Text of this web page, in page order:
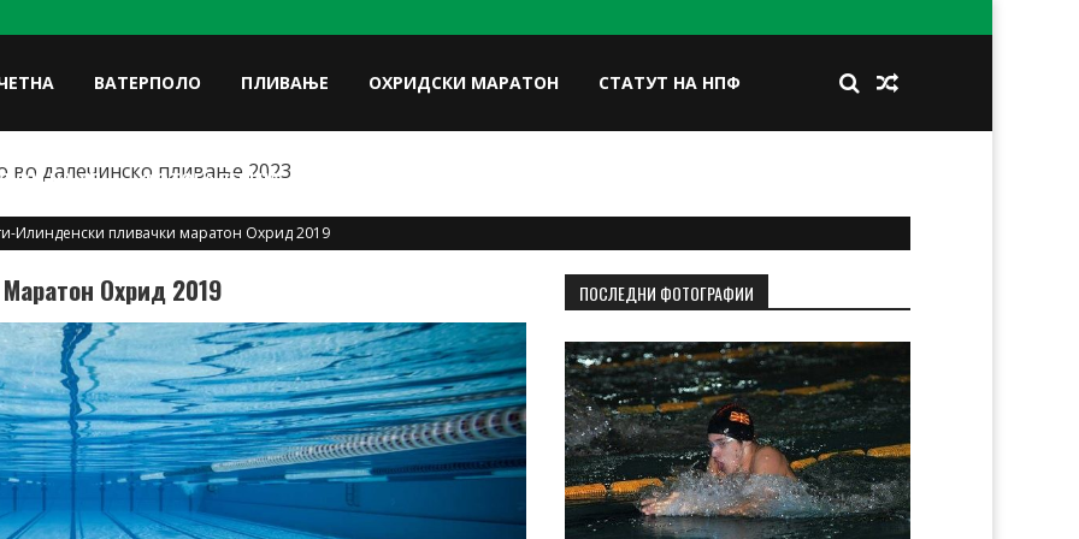
ВАТЕРПОЛО ПЛИВАЊЕ ОХРИДСКИ МАРАТОН СТАТУТ НА НПФ
НА УП ФОТОГАЛЕРИЈА
во далечинско пливање 2023
Илинденски пливачки маратон Охрид 2019
Охрид 2019 ПОСЛЕДНИ ФОТОГРАФИИ